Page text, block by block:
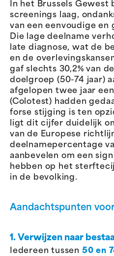
In het Brussels Gewest
screenings laag,
van een eenvoudige en
Die lage deelname
late diagnose, wat de
en de
gaf slechts 30,2% van
doelgroep (50-74 jaar)
afgelopen twee jaar
(Colotest) hadden
forse stijging is ten
ligt dit cijfer duidelijk
van de Europese
deelnamepercentage
aanbevelen om een
hebben op het
in de bevolking.
Aandachtspunten
1. Verwijzen naar
Iedereen tussen 50 en